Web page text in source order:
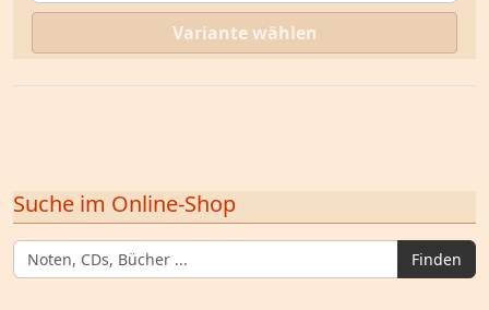
Variante wählen
Suche im Online-Shop
Finden